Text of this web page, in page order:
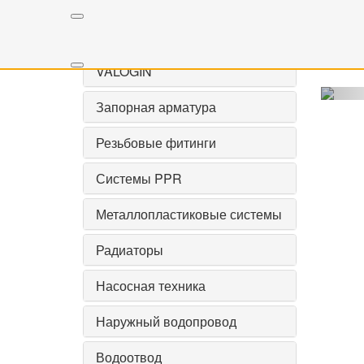
VALOGIN
Запорная арматура
Резьбовые фитинги
Системы PPR
Металлопластиковые системы
Радиаторы
Насосная техника
Наружный водопровод
Водоотвод